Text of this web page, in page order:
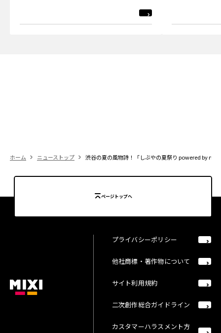
ホーム ニューストップ 渋谷の夏の風物詩！「しぶやの夏祭り powered by
ページトップへ
プライバシーポリシー
他社商標・著作物について
サイト利用規約
二次創作総合ガイドライン
カスタマーハラスメント方